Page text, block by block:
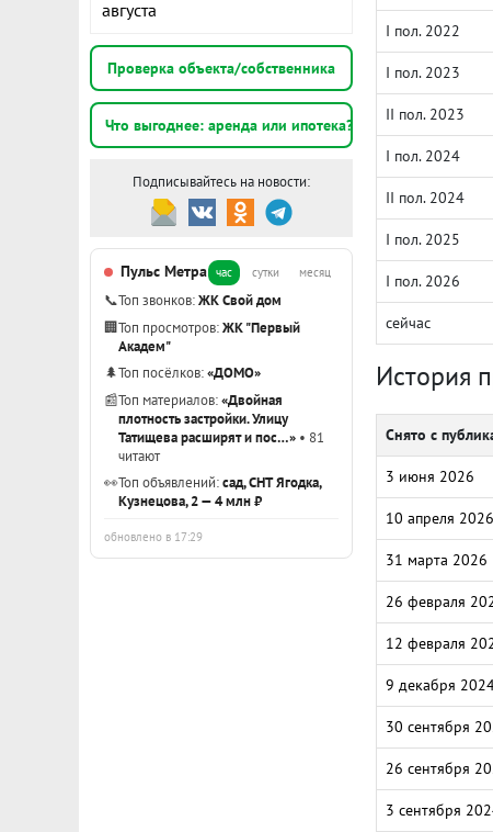
августа
Проверка объекта/собственника
Что выгоднее: аренда или ипотека?
Подписывайтесь на новости:
Пульс Метра час сутки месяц
📞Топ звонков:ЖК Свой дом
🏢Топ просмотров:ЖК "Первый
Академ"
🌲Топ посёлков:«ДОМО»
📰Топ материалов:«Двойная
плотность застройки. Улицу
Татищева расширят и пос…» • 81
читают
👀Топ объявлений:сад, СНТ Ягодка,
Кузнецова, 2 — 4 млн ₽
обновлено в 17:29
I пол. 2022
I пол. 2023
II пол. 2023
I пол. 2024
II пол. 2024
I пол. 2025
I пол. 2026
сейчас
История
Снято с
3 июня 2026
10 апреля 2026
31 марта 2026
26 февраля
12 февраля
9 декабря
30 сентября
26 сентября
3 сентября